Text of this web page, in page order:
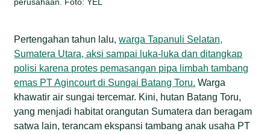
Pertengahan tahun lalu,warga Tapanuli Selatan,
Sumatera Utara, aksi sampai luka-luka dan ditangkap
polisi karena protes pemasangan pipa limbah tambang
emas PT Agincourt di Sungai Batang Toru. Warga
khawatir air sungai tercemar. Kini, hutan Batang Toru,
yang menjadi habitat orangutan Sumatera dan beragam
satwa lain, terancam ekspansi tambang anak usaha PT